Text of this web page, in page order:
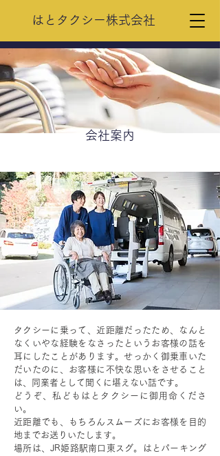
はとタクシー株式会社
会社案内
タクシーに乗って、近距離だったため、なんと
なくいやな経験をなさったというお客様の話を
耳にしたことがあります。せっかく御乗車いた
だいたのに、お客様に不快な思いをさせること
は、同業者として聞くに堪えない話です。
どうぞ、私どもはとタクシーに御用命くださ
い。
近距離でも、もちろんスムーズにお客様を目的
地までお送りいたします。
場所は、JR姫路駅南口東スグ。はとパーキング